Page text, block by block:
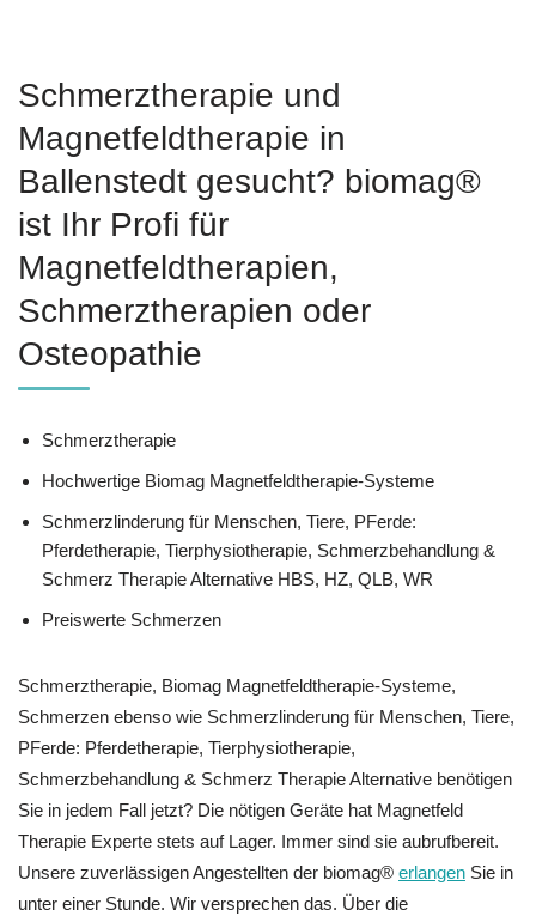
Schmerztherapie und
Magnetfeldtherapie in
Ballenstedt gesucht? biomag®
ist Ihr Profi für
Magnetfeldtherapien,
Schmerztherapien oder
Osteopathie
Schmerztherapie
Hochwertige Biomag Magnetfeldtherapie-Systeme
Schmerzlinderung für Menschen, Tiere, PFerde:
Pferdetherapie, Tierphysiotherapie, Schmerzbehandlung &
Schmerz Therapie Alternative HBS, HZ, QLB, WR
Preiswerte Schmerzen
Schmerztherapie, Biomag Magnetfeldtherapie-Systeme,
Schmerzen ebenso wie Schmerzlinderung für Menschen, Tiere,
PFerde: Pferdetherapie, Tierphysiotherapie,
Schmerzbehandlung & Schmerz Therapie Alternative benötigen
Sie in jedem Fall jetzt? Die nötigen Geräte hat Magnetfeld
Therapie Experte stets auf Lager. Immer sind sie aubrufbereit.
Unsere zuverlässigen Angestellten der biomag® erlangen Sie in
unter einer Stunde. Wir versprechen das. Über die